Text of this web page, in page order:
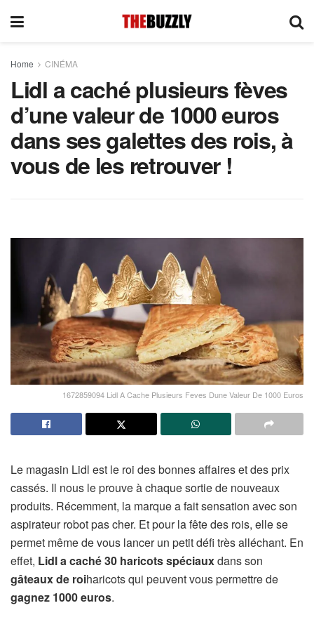
Home CINÉMA
Lidl a caché plusieurs fèves
d’une valeur de 1000 euros
dans ses galettes des rois, à
vous de les retrouver !
1672859094 Lidl A Cache Plusieurs Feves Dune Valeur De 1000 Euros
Le magasin Lidl est le roi des bonnes affaires et des prix
cassés. Il nous le prouve à chaque sortie de nouveaux
produits. Récemment, la marque a fait sensation avec son
aspirateur robot pas cher. Et pour la fête des rois, elle se
permet même de vous lancer un petit défi très alléchant. En
effet, Lidl a caché 30 haricots spéciauxdans son
gâteaux de roiharicots qui peuvent vous permettre de
gagnez 1000 euros.